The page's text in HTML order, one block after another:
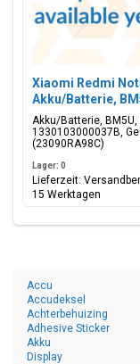
Xiaomi Redmi
Akku/Batterie,
Akku/Batterie,
1330103000037B,
(23090RA98C)
Lager: 0
Lieferzeit:
15 Werktagen
Accu
Accudeksel
Achterbehuizing
Adhesive Sticker
Akku
Display